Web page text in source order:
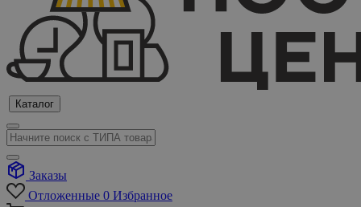
Каталог
Заказы
Отложенные 0 Избранное